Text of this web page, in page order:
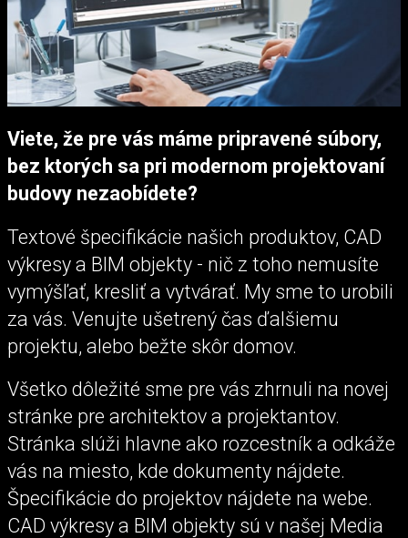
Viete, že pre vás máme pripravené súbory,
bez ktorých sa pri modernom projektovaní
budovy nezaobídete?
Textové špecifikácie našich produktov, CAD
výkresy a BIM objekty - nič z toho nemusíte
vymýšľať, kresliť a vytvárať. My sme to urobili
za vás. Venujte ušetrený čas ďalšiemu
projektu, alebo bežte skôr domov.
Všetko dôležité sme pre vás zhrnuli na novej
stránke pre architektov a projektantov.
Stránka slúži hlavne ako rozcestník a odkáže
vás na miesto, kde dokumenty nájdete.
Špecifikácie do projektov nájdete na webe.
CAD výkresy a BIM objekty sú v našej Media